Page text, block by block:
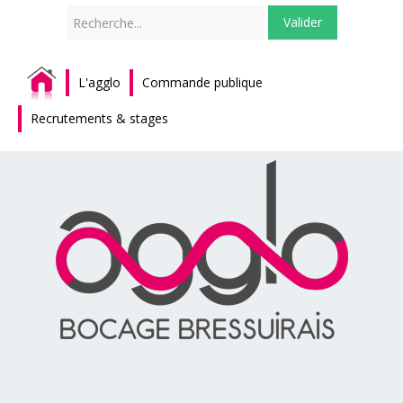
Valider
L'agglo Commande publique
Recrutements & stages